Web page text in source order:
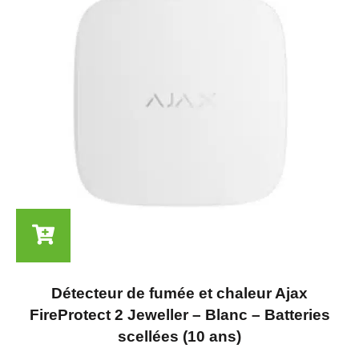
Détecteur de fumée et chaleur Ajax
FireProtect 2 Jeweller – Blanc – Batteries
scellées (10 ans)